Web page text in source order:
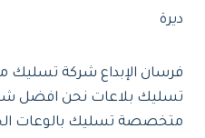
ديرة
تسليك بلاعات نحن افضل
متخصصة تسليك بالوعات